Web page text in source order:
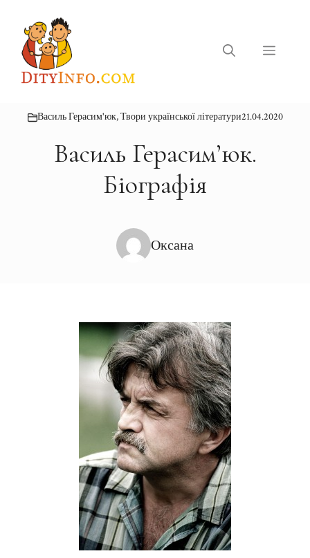
вмісту
Меню
Василь Герасим'юк,Твори української літератури21.04.2020
Василь Герасим’юк.
Біографія
Оксана